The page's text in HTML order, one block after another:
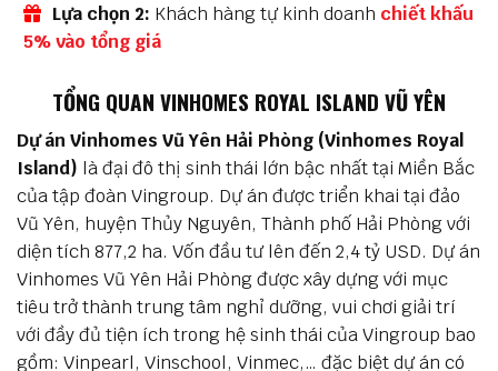
Lựa chọn 2: Khách hàng tự kinh doanh chiết khấu
5% vào tổng giá
TỔNG QUAN VINHOMES ROYAL ISLAND VŨ YÊN
Dự án Vinhomes Vũ Yên Hải Phòng (Vinhomes Royal
Island) là đại đô thị sinh thái lớn bậc nhất tại Miền Bắc
của tập đoàn Vingroup. Dự án được triển khai tại đảo
Vũ Yên, huyện Thủy Nguyên, Thành phố Hải Phòng với
diện tích 877,2 ha. Vốn đầu tư lên đến 2,4 tỷ USD. Dự án
Vinhomes Vũ Yên Hải Phòng được xây dựng với mục
tiêu trở thành trung tâm nghỉ dưỡng, vui chơi giải trí
với đầy đủ tiện ích trong hệ sinh thái của Vingroup bao
gồm: Vinpearl, Vinschool, Vinmec,… đặc biệt dự án có